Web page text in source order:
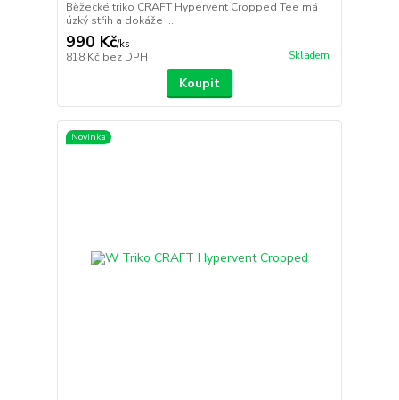
Běžecké triko CRAFT Hypervent Cropped Tee má
úzký střih a dokáže ...
990 Kč/ks
818 Kč bez DPH Skladem
Koupit
Novinka